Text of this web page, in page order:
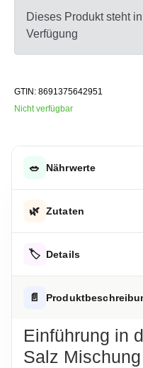
Dieses Produkt steht
Verfügung
GTIN: 8691375642951
Nicht verfügbar
🥗 Nährwerte
Energie
-davon gesättigte
Kohlenhydrate
-davon Zucker
🌿 Zutaten
Salz, Gewürze
übernommen. Bitte prüfen Sie die
Produktverpackung; nur diese
🏷️ Details
ALLERGENHINWEISE
Kühl und trocken lagern
📄
Einführung in
Salz Mischung